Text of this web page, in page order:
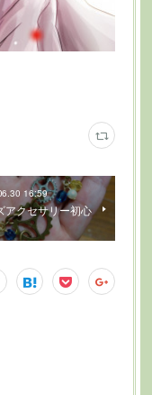
16:59
アクセサリー初心